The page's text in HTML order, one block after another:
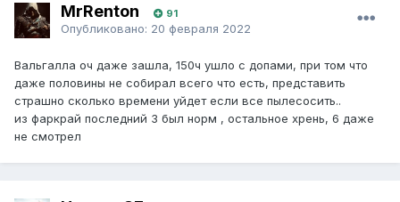
MrRenton 91
Опубликовано: 20 февраля 2022
Вальгалла оч даже зашла, 150ч ушло с допами, при том что
даже половины не собирал всего что есть, представить
страшно сколько времени уйдет если все пылесосить..
из фаркрай последний 3 был норм , остальное хрень, 6 даже
не смотрел